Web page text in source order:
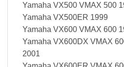
Yamaha VX500 VMAX 500
Yamaha VX500ER 1999
Yamaha VX600 VMAX 600
Yamaha VX600DX VMAX
2001